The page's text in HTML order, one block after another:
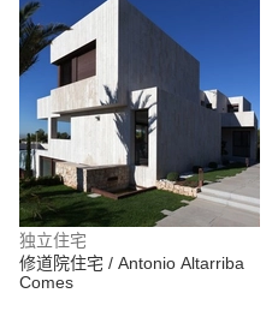
独立住宅
修道院住宅 / Antonio Altarriba
Comes